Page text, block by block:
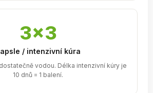
3×3
/ intenzivní kúra
vodou. Délka intenzivní kúry je
10 dnů = 1 balení.